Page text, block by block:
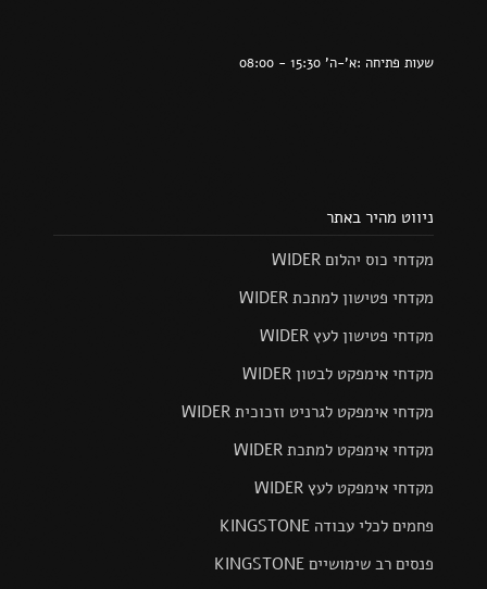
שעות פתיחה :א'-ה' 15:30 - 08:00
ניווט מהיר באתר
מקדחי כוס יהלום WIDER
מקדחי פטישון למתכת WIDER
מקדחי פטישון לעץ WIDER
מקדחי אימפקט לבטון WIDER
מקדחי אימפקט לגרניט וזכוכית WIDER
מקדחי אימפקט למתכת WIDER
מקדחי אימפקט לעץ WIDER
פחמים לכלי עבודה KINGSTONE
פנסים רב שימושיים KINGSTONE